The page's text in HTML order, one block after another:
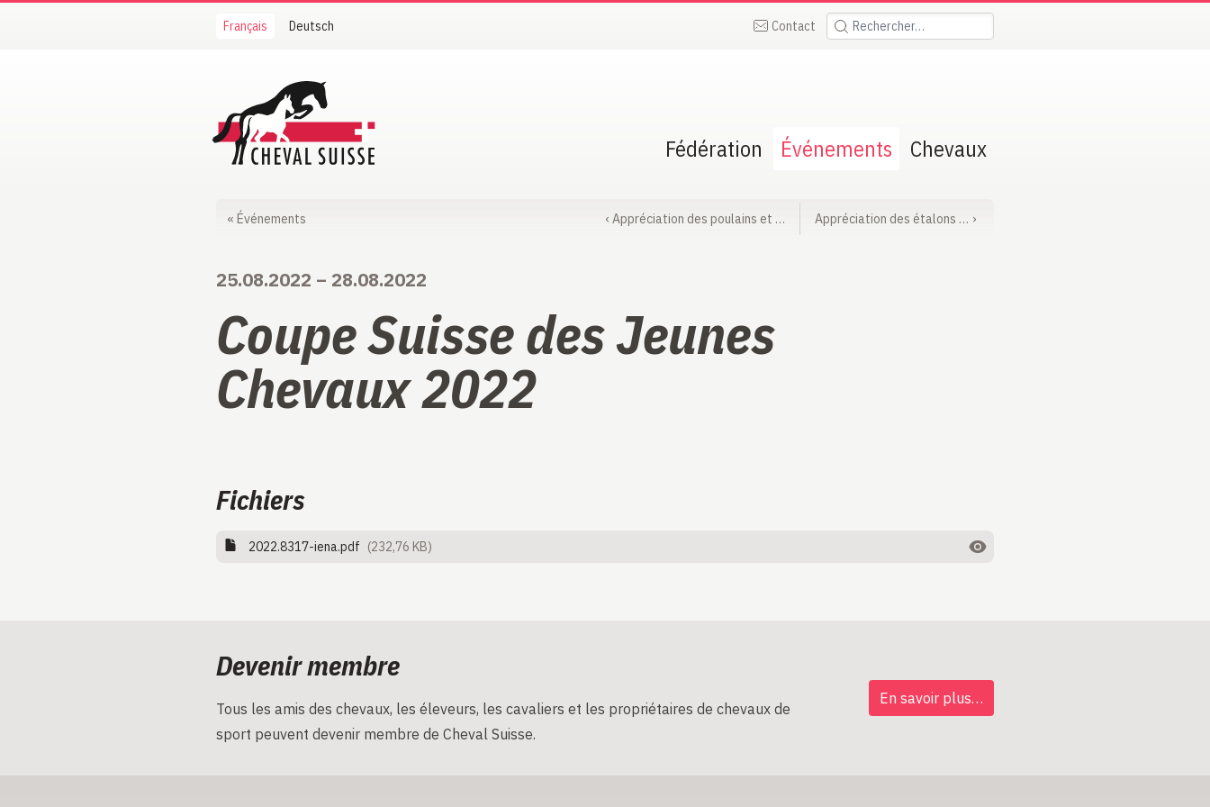
Français Deutsch Contact Rechercher:
Cheval Suisse
Fédération Événements Chevaux
« Événements ‹ Appréciation des poulains et … Appréciation des étalons … ›
25.08.2022 – 28.08.2022
Coupe Suisse des Jeunes
Chevaux 2022
Fichiers
2022.8317-iena.pdf (232,76 KB)
Devenir membre
Tous les amis des chevaux, les éleveurs, les cavaliers et les propriétaires de chevaux de
sport peuvent devenir membre de Cheval Suisse.
En savoir plus…